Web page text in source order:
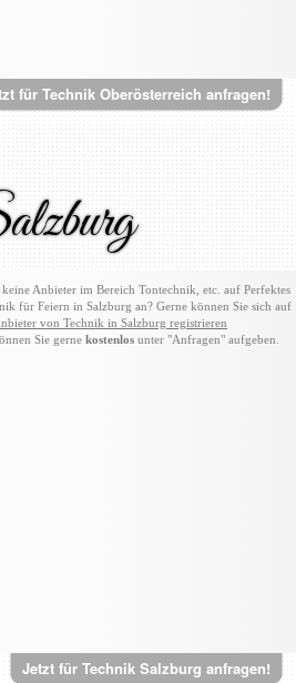
für Technik Oberösterreich anfragen!
Anbieter im Bereich Tontechnik, etc. auf Perfektes
für Feiern in Salzburg an? Gerne können Sie sich auf
von Technik in Salzburg registrieren
Sie gerne kostenlosunter "Anfragen" aufgeben.
Jetzt für Technik Salzburg anfragen!